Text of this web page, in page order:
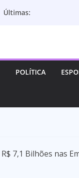
Últimas:
POLÍTICA